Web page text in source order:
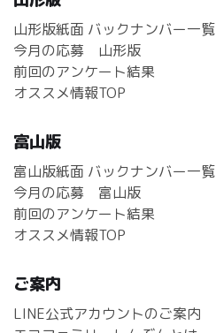
山形版紙面 バックナンバー一覧
今月の応募 山形版
前回のアンケート結果
オススメ情報TOP
富山版
富山版紙面 バックナンバー一覧
今月の応募 富山版
前回のアンケート結果
オススメ情報TOP
ご案内
LINE公式アカウントのご案内